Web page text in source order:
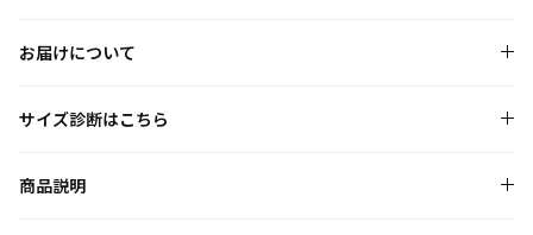
お届けについて
サイズ診断はこちら
商品説明